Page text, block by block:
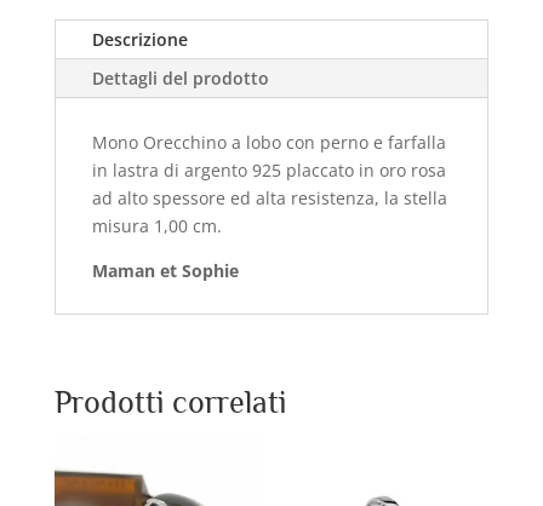
Descrizione
Dettagli del prodotto
Mono Orecchino a lobo con perno e farfalla
in lastra di argento 925 placcato in oro rosa
ad alto spessore ed alta resistenza, la stella
misura 1,00 cm.
Maman et Sophie
Prodotti correlati